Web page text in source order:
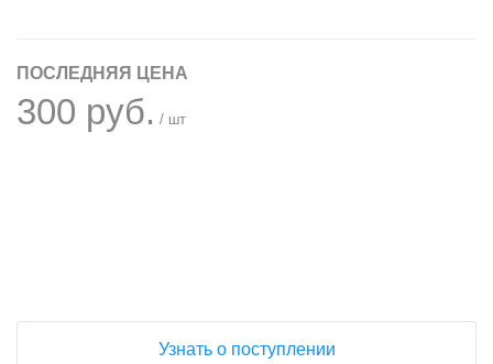
ПОСЛЕДНЯЯ ЦЕНА
300 руб. / шт
Узнать о поступлении